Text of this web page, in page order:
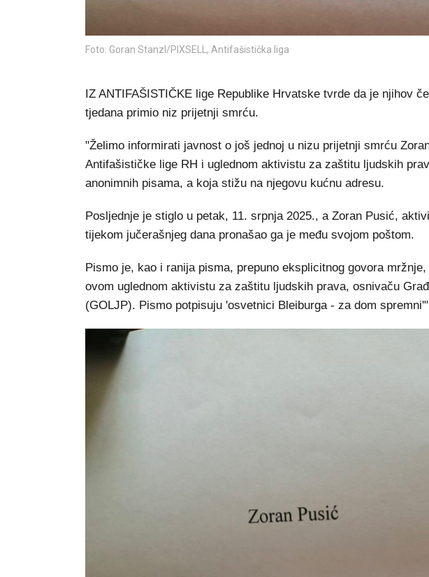
Foto: Goran Stanzl/PIXSELL, Antifašistička liga
IZ ANTIFAŠISTIČKE lige Republike Hrvatske tvrde da je njihov
tjedana primio niz prijetnji smrću.
"Želimo informirati javnost o još jednoj u nizu prijetnji smrću
Antifašističke lige RH i uglednom aktivistu za zaštitu ljudskih
anonimnih pisama, a koja stižu na njegovu kućnu adresu.
Posljednje je stiglo u petak, 11. srpnja 2025., a Zoran Pusić,
tijekom jučerašnjeg dana pronašao ga je među svojom poštom.
Pismo je, kao i ranija pisma, prepuno eksplicitnog govora
ovom uglednom aktivistu za zaštitu ljudskih prava, osnivaču
(GOLJP). Pismo potpisuju 'osvetnici Bleiburga - za dom